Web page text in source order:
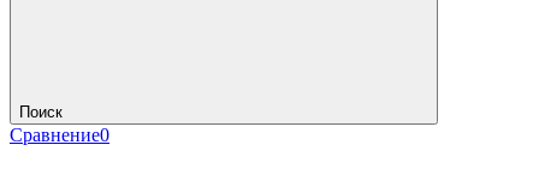
Поиск
Сравнение0